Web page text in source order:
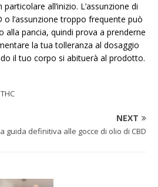
all’inizio. L’assunzione di
o l’assunzione troppo frequente può
alla pancia, quindi prova a prenderne
la tua tolleranza al dosaggio
il tuo corpo si abituerà al prodotto.
NEXT
guida definitiva alle gocce di olio di CBD